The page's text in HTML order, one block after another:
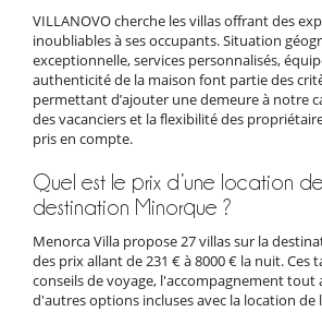
VILLANOVO cherche les villas offrant des
inoubliables à ses occupants. Situation
exceptionnelle, services personnalisés,
authenticité de la maison font partie des
permettant d’ajouter une demeure à notre
des vacanciers et la flexibilité des
pris en compte.
Quel est le prix d’une location
destination Minorque ?
Menorca Villa propose 27 villas sur la
des prix allant de 231 € à 8000 € la nuit. Ces
conseils de voyage, l'accompagnement tout
d'autres options incluses avec la location de